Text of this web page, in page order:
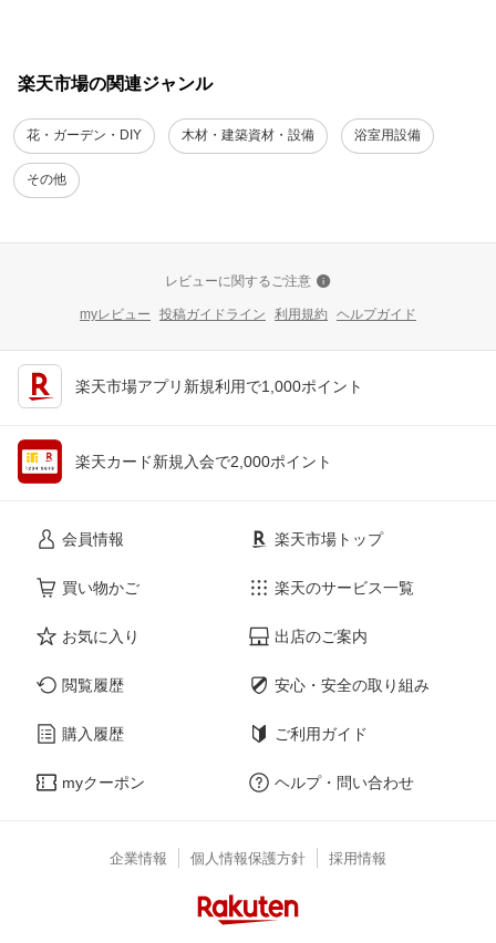
楽天市場の関連ジャンル
花・ガーデン・DIY 木材・建築資材・設備 浴室用設備
その他
レビューに関するご注意
myレビュー 投稿ガイドライン 利用規約 ヘルプガイド
楽天市場アプリ新規利用で1,000ポイント
楽天カード新規入会で2,000ポイント
会員情報
買い物かご
お気に入り
閲覧履歴
購入履歴
myクーポン
楽天市場トップ
楽天のサービス一覧
出店のご案内
安心・安全の取り組み
ご利用ガイド
ヘルプ・問い合わせ
企業情報 個人情報保護方針 採用情報